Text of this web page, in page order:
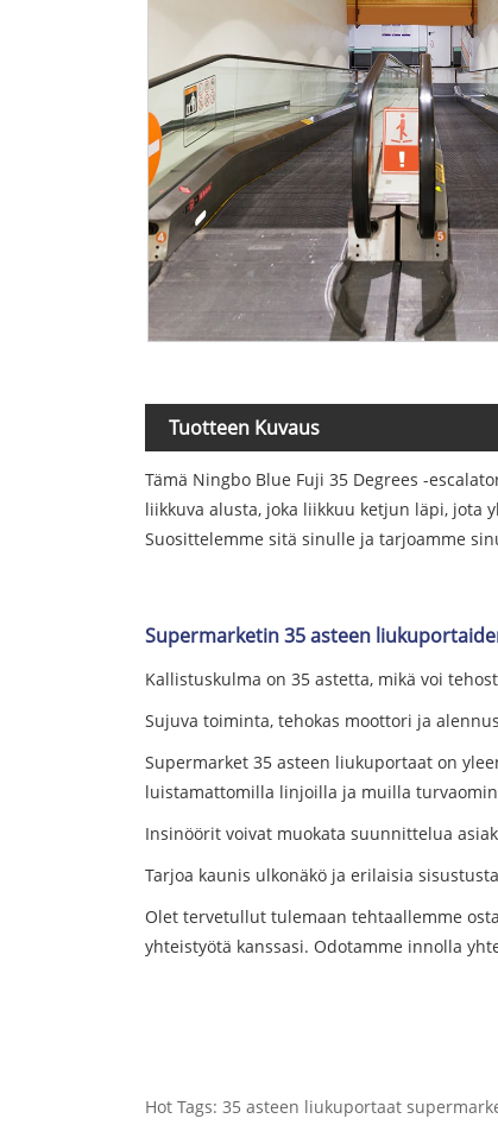
Tuotteen Kuvaus
Tämä Ningbo Blue Fuji 35 Degrees -
liikkuva alusta, joka liikkuu ketjun läpi, jota
Suosittelemme sitä sinulle ja tarjoamme
Supermarketin 35 asteen
Kallistuskulma on 35 astetta, mikä voi
Sujuva toiminta, tehokas moottori ja
Supermarket 35 asteen liukuportaat on
luistamattomilla linjoilla ja muilla
Insinöörit voivat muokata suunnittelua
Tarjoa kaunis ulkonäkö ja erilaisia
Olet tervetullut tulemaan tehtaallemme
yhteistyötä kanssasi. Odotamme innolla
Hot Tags: 35 asteen liukuportaat